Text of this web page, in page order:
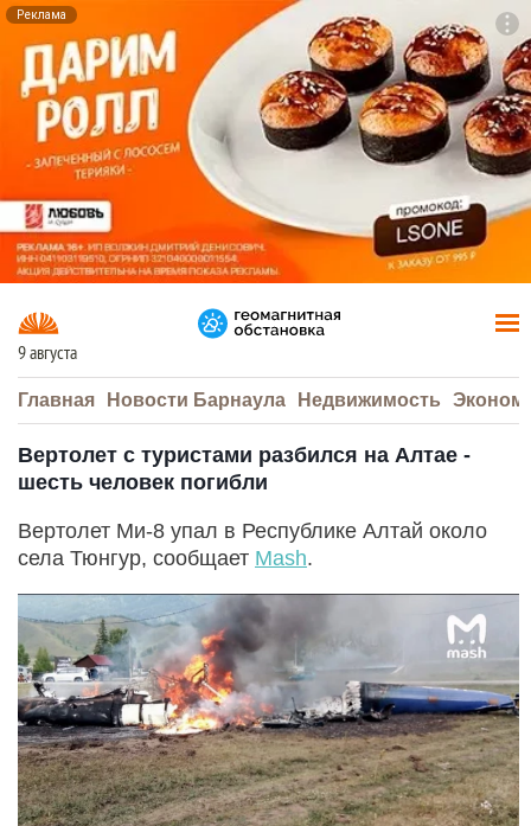
Реклама
9 августа
Главная Новости Барнаула Недвижимость
Вертолет с туристами разбился на Алтае -
шесть человек погибли
Вертолет Ми-8 упал в Республике Алтай около
села Тюнгур, сообщает Mash.